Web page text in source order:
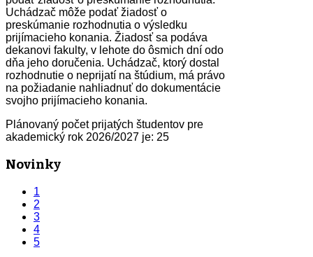
Uchádzač môže podať žiadosť o
preskúmanie rozhodnutia o výsledku
prijímacieho konania. Žiadosť sa podáva
dekanovi fakulty, v lehote do ôsmich dní odo
dňa jeho doručenia. Uchádzač, ktorý dostal
rozhodnutie o neprijatí na štúdium, má právo
na požiadanie nahliadnuť do dokumentácie
svojho prijímacieho konania.
Plánovaný počet prijatých študentov pre
akademický rok 2026/2027 je: 25
Novinky
1
2
3
4
5